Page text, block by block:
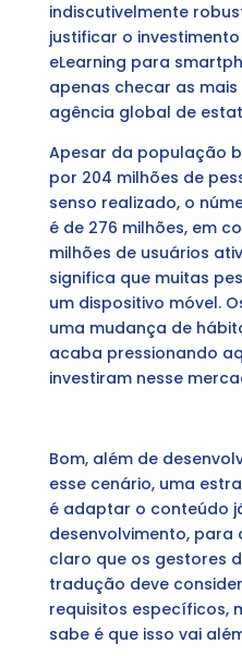
indiscutivelmente
justificar o
eLearning para
apenas checar as
agência global de
Apesar da população
por 204 milhões de
senso realizado, o
é de 276 milhões, em
milhões de usuários
significa que muitas
um dispositivo móvel.
uma mudança de
acaba pressionando
investiram nesse
Bom, além de
esse cenário, uma
é adaptar o conteúdo
desenvolvimento, para
claro que os gestores
tradução deve
requisitos específicos,
sabe é que isso vai